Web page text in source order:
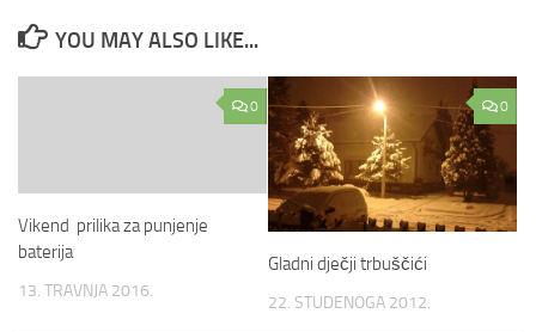
YOU MAY ALSO LIKE...
0
Vikend prilika za punjenje
baterija
13. TRAVNJA 2016.
0
Gladni dječji trbuščići
22. STUDENOGA 2012.